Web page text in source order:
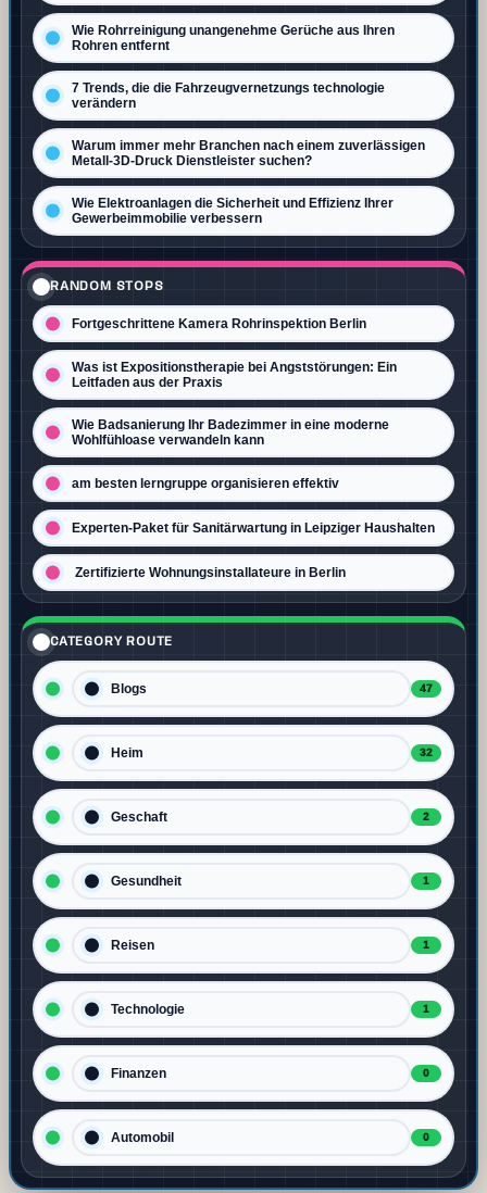
Wie Rohrreinigung unangenehme Gerüche aus Ihren
Rohren entfernt
7 Trends, die die Fahrzeugvernetzungs technologie
verändern
Warum immer mehr Branchen nach einem zuverlässigen
Metall-3D-Druck Dienstleister suchen?
Wie Elektroanlagen die Sicherheit und Effizienz Ihrer
Gewerbeimmobilie verbessern
RANDOM STOPS
Fortgeschrittene Kamera Rohrinspektion Berlin
Was ist Expositionstherapie bei Angststörungen: Ein
Leitfaden aus der Praxis
Wie Badsanierung Ihr Badezimmer in eine moderne
Wohlfühloase verwandeln kann
am besten lerngruppe organisieren effektiv
Experten-Paket für Sanitärwartung in Leipziger Haushalten
Zertifizierte Wohnungsinstallateure in Berlin
CATEGORY ROUTE
Blogs 47
Heim 32
Geschaft 2
Gesundheit 1
Reisen 1
Technologie 1
Finanzen 0
Automobil 0